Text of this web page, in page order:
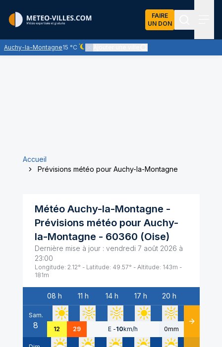
FAIRE
UN DON
Auchy-la-Montagne15 °C
Ciel dégagé - quasiment pas de nuages
Accueil
Prévisions météo pour Auchy-la-Montagne
Météo Auchy-la-Montagne -
Prévisions météo pour Auchy-
la-Montagne - 60360 (Oise)
Dernière mise à jour : vendredi 7 août 2026 à
23:00
Longitude: 2.12° - Latitude: 49.57° - Altitude: 143m -
181m
Date
08 h 11 h 14 h 17 h 20 h
Sam.
8 12 29 E -10km/h 0mm Détails